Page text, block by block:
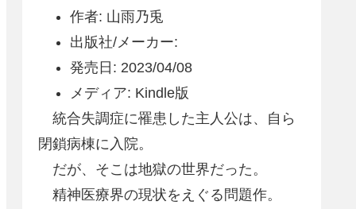
作者: 山雨乃兎
出版社/メーカー:
発売日: 2023/04/08
メディア: Kindle版
統合失調症に罹患した主人公は、自ら
閉鎖病棟に入院。
だが、そこは地獄の世界だった。
精神医療界の現状をえぐる問題作。